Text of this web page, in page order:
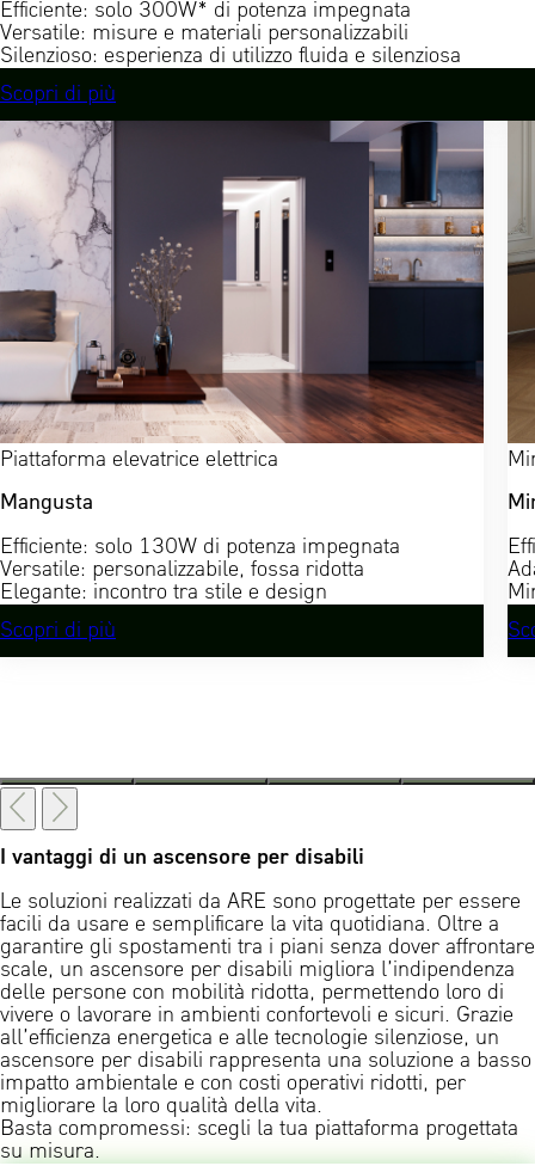
Efficiente: solo 300W* di potenza impegnata
Versatile: misure e materiali personalizzabili
Silenzioso: esperienza di utilizzo fluida e silenziosa
Scopri di più
Piattaforma elevatrice elettrica
Mangusta
Efficiente: solo 130W di potenza impegnata
Versatile: personalizzabile, fossa ridotta
Elegante: incontro tra stile e design
Scopri di più
I vantaggi di un ascensore per disabili
Le soluzioni realizzati da ARE sono progettate per essere
facili da usare e semplificare la vita quotidiana. Oltre a
garantire gli spostamenti tra i piani senza dover affrontare
scale, un ascensore per disabili migliora l’indipendenza
delle persone con mobilità ridotta, permettendo loro di
vivere o lavorare in ambienti confortevoli e sicuri. Grazie
all’efficienza energetica e alle tecnologie silenziose, un
ascensore per disabili rappresenta una soluzione a basso
impatto ambientale e con costi operativi ridotti, per
migliorare la loro qualità della vita.
Basta compromessi: scegli la tua piattaforma progettata
su misura.